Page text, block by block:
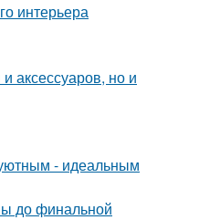
интерьера
аксессуаров, но и
- идеальным
до финальной